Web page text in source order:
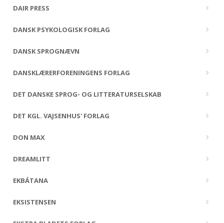
DAIR PRESS
DANSK PSYKOLOGISK FORLAG
DANSK SPROGNÆVN
DANSKLÆRERFORENINGENS FORLAG
DET DANSKE SPROG- OG LITTERATURSELSKAB
DET KGL. VAJSENHUS' FORLAG
DON MAX
DREAMLITT
EKBÁTANA
EKSISTENSEN